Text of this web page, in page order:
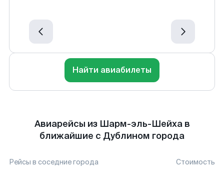
Найти авиабилеты
Авиарейсы из Шарм-эль-Шейха в
ближайшие с Дублином города
Рейсы в соседние города Стоимость